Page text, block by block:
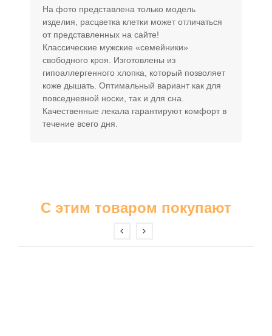
На фото представлена только модель
изделия, расцветка клетки может отличаться
от представленных на сайте!
Классические мужские «семейники»
свободного кроя. Изготовлены из
гипоаллергенного хлопка, который позволяет
коже дышать. Оптимальный вариант как для
повседневной носки, так и для сна.
Качественные лекала гарантируют комфорт в
течение всего дня.
С этим товаром покупают